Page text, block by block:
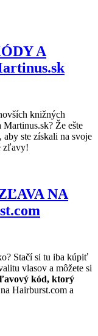
A
knižných
Martinus.sk? Že ešte
aby ste získali na svoje
zľavy!
NA
Stačí si tu iba kúpiť
vlasov a môžete si
kód, ktorý
Hairburst.com a